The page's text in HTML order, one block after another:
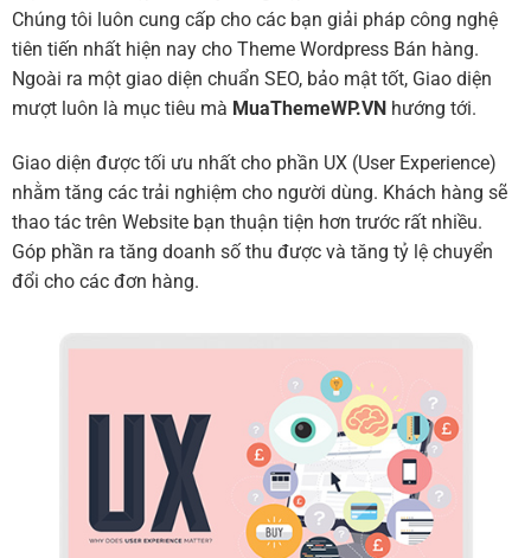
Chúng tôi luôn cung cấp cho các bạn giải pháp công nghệ
tiên tiến nhất hiện nay cho Theme Wordpress Bán hàng.
Ngoài ra một giao diện chuẩn SEO, bảo mật tốt, Giao diện
mượt luôn là mục tiêu mà MuaThemeWP.VN hướng tới.
Giao diện được tối ưu nhất cho phần UX (User Experience)
nhằm tăng các trải nghiệm cho người dùng. Khách hàng sẽ
thao tác trên Website bạn thuận tiện hơn trước rất nhiều.
Góp phần ra tăng doanh số thu được và tăng tỷ lệ chuyển
đổi cho các đơn hàng.